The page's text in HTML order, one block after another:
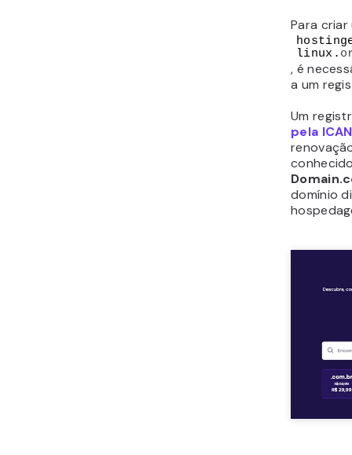
Para criar
linux.
, é
a um
Um
pela
domínio